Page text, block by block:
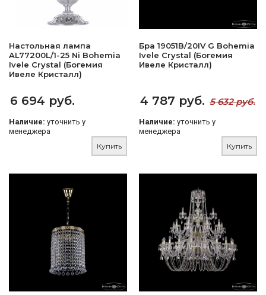
Настольная лампа
AL77200L/1-25 Ni Bohemia
Ivele Crystal (Богемия
Ивеле Кристалл)
6 694 руб.
Наличие: уточнить у
менеджера
Купить
Бра 19051B/20IV G Bohemia
Ivele Crystal (Богемия
Ивеле Кристалл)
4 787 руб. 5 632 руб.
Наличие: уточнить у
менеджера
Купить